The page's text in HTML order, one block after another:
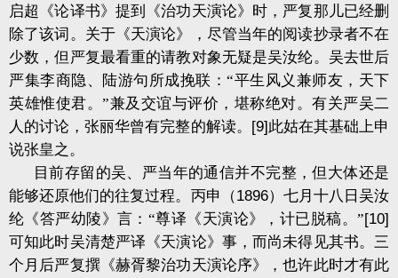
启超《论译书》提到《治功天演论》时，严复那儿已经删
除了该词。关于《天演论》，尽管当年的阅读抄录者不在
少数，但严复最看重的请教对象无疑是吴汝纶。吴去世后
严集李商隐、陆游句所成挽联：“平生风义兼师友，天下
英雄惟使君。”兼及交谊与评价，堪称绝对。有关严吴二
人的讨论，张丽华曾有完整的解读。 [9]此姑在其基础上申
说张皇之。
目前存留的吴、严当年的通信并不完整，但大体还是
能够还原他们的往复过程。丙申（1896）七月十八日吴汝
纶《答严幼陵》言：“尊译《天演论》，计已脱稿。”[10]
可知此时吴清楚严译《天演论》事，而尚未得见其书。三
个月后严复撰《赫胥黎治功天演论序》，也许此时才有此